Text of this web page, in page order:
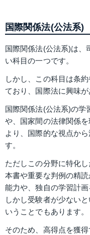
国際関係法(公法系)
国際関係法(公法系)は、
い科目の一つです。
しかし、この科目は条
ており、国際法に興味
国際関係法(公法系)の学
や、国家間の法律関係
より、国際的な視点か
す。
ただしこの分野に特化
本書や重要な判例の精
能力や、独自の学習計
しかし受験者が少ない
いうことでもあります。
そのため、高得点を獲